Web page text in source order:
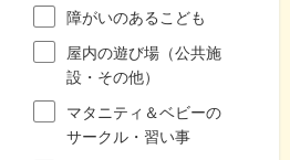
障がいのあるこども
屋内の遊び場（公共施
設・その他）
マタニティ＆ベビーの
サークル・習い事